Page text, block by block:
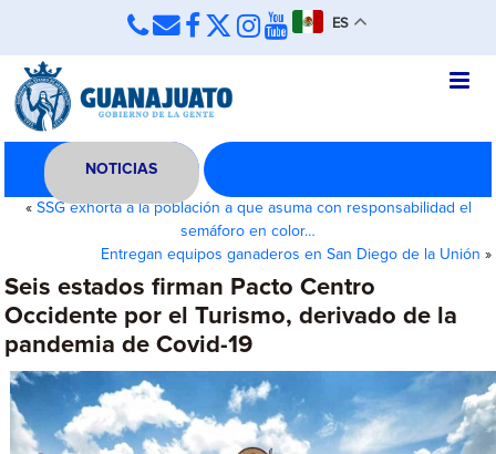
ES
NOTICIAS
« SSG exhorta a la población a que asuma con responsabilidad el
semáforo en color…
Entregan equipos ganaderos en San Diego de la Unión »
Seis estados firman Pacto Centro
Occidente por el Turismo, derivado de la
pandemia de Covid-19